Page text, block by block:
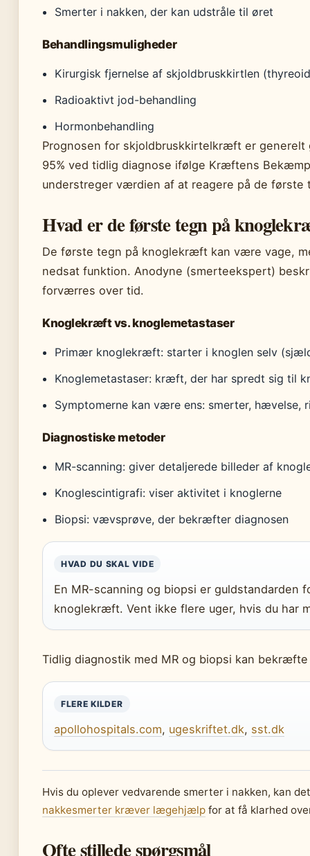
Smerter i nakken, der kan udstråle til øret
Behandlingsmuligheder
Kirurgisk fjernelse af skjoldbruskkirtlen
Radioaktivt jod-behandling
Hormonbehandling
Prognosen for skjoldbruskkirtelkræft er
95% ved tidlig diagnose ifølge Kræftens
understreger værdien af at reagere på de første
Hvad er de første tegn på
De første tegn på knoglekræft kan være vage,
nedsat funktion. Anodyne (smerteekspert)
forværres over tid.
Knoglekræft vs. knoglemetastaser
Primær knoglekræft: starter i knoglen selv
Knoglemetastaser: kræft, der har spredt sig til
Symptomerne kan være ens: smerter, hævelse,
Diagnostiske metoder
MR-scanning: giver detaljerede billeder af
Knoglescintigrafi: viser aktivitet i knoglerne
Biopsi: vævsprøve, der bekræfter diagnosen
HVAD DU SKAL VIDE
En MR-scanning og biopsi er
knoglekræft. Vent ikke flere uger, hvis du har
Tidlig diagnostik med MR og biopsi kan
FLERE KILDER
apollohospitals.com, ugeskriftet.dk, sst.dk
Hvis du oplever vedvarende smerter i nakken, kan
nakkesmerter kræver lægehjælp for at få klarhed
Ofte stillede spørgsmål